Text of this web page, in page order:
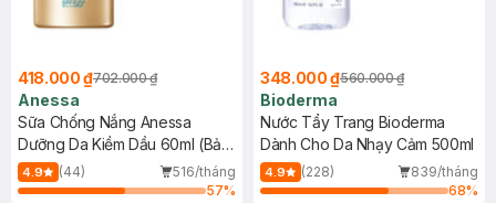
418.000 ₫702.000 ₫
Anessa
Sữa Chống Nắng Anessa
Dưỡng Da Kiềm Dầu 60ml (Bản
Mới)
4.9 (44)
516/tháng
57%
348.000 ₫560.000 ₫
Bioderma
Nước Tẩy Trang Bioderma
Dành Cho Da Nhạy Cảm 500ml
4.9 (228)
839/tháng
68%